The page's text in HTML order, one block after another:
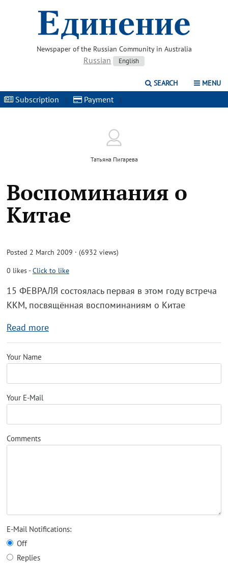
Newspaper of the Russian Community in Australia
Russian English
SEARCH MENU
Subscription | Payment |
Татьяна Пигарева
Воспоминания о
Китае
Posted 2 March 2009 · (6932 views)
0 likes-Click to like
15 ФЕВРАЛЯ состоялась первая в этом году встреча
ККМ, посвящённая воспоминаниям о Китае
Read more
Your Name
Your E-Mail
Comments
E-Mail Notifications:
Off
Replies